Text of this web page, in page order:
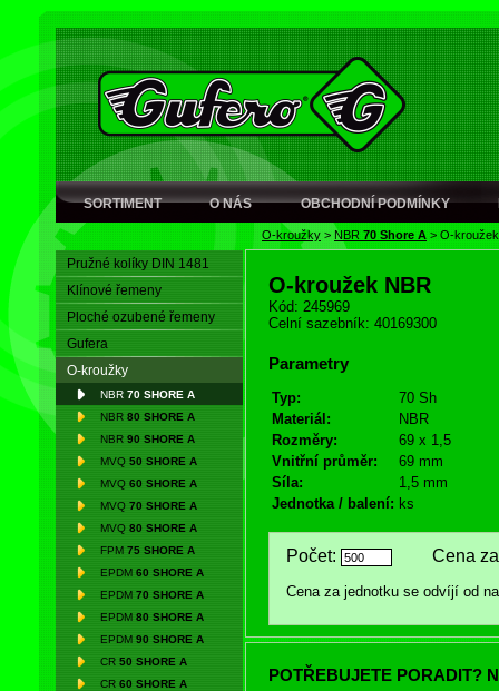
SORTIMENT O NÁS OBCHODNÍ PODMÍNKY
O-kroužky > NBR 70 Shore A > O-
Pružné kolíky DIN 1481
Klínové řemeny
Ploché ozubené řemeny
Gufera
O-kroužky
NBR 70 SHORE A
NBR 80 SHORE A
NBR 90 SHORE A
MVQ 50 SHORE A
MVQ 60 SHORE A
MVQ 70 SHORE A
MVQ 80 SHORE A
FPM 75 SHORE A
EPDM 60 SHORE A
EPDM 70 SHORE A
EPDM 80 SHORE A
EPDM 90 SHORE A
CR 50 SHORE A
CR 60 SHORE A
O-kroužek NBR
Kód: 245969
Celní sazebník: 40169300
Parametry
Typ:
70 Sh
Materiál:
NBR
Rozměry:
69 x 1,5
Vnitřní průměr:
69 mm
Síla:
1,5 mm
Jednotka / balení: ks
Počet: Cena za
Cena za jednotku se odvíjí od
POTŘEBUJETE PORADIT?